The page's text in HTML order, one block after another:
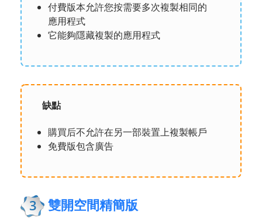
付費版本允許您按需要多次複製相同的
應用程式
它能夠隱藏複製的應用程式
缺點
購買后不允許在另一部裝置上複製帳戶
免費版包含廣告
3 雙開空間精簡版